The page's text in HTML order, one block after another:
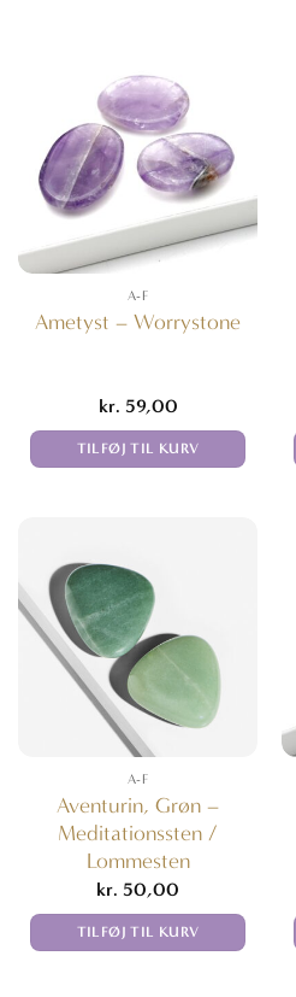
A-F
Ametyst – Worrystone
kr. 59,00
TILFØJ TIL KURV
A-F
Aventurin, Grøn –
Meditationssten /
Lommesten
kr. 50,00
TILFØJ TIL KURV